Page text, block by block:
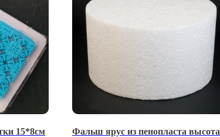
15*8см
Фальш ярус из пенопласта высота